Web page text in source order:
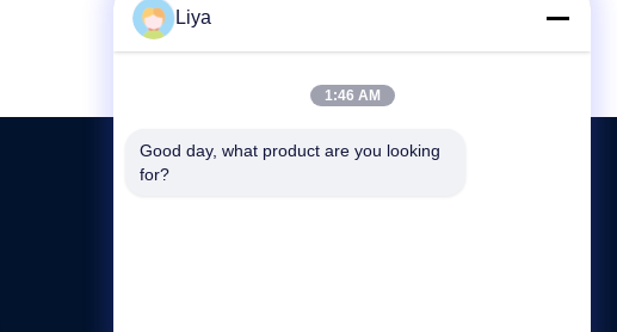
Liya
1:46 AM
Good day, what product are you looking
for?